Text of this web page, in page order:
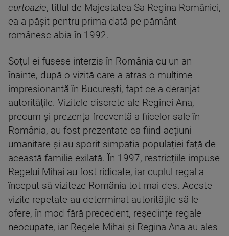
curtoazie, titlul de Majestatea Sa Regina României,
ea a pășit pentru prima dată pe pământ
românesc abia în 1992.
Soțul ei fusese interzis în România cu un an
înainte, după o vizită care a atras o mulțime
impresionantă în București, fapt ce a deranjat
autoritățile. Vizitele discrete ale Reginei Ana,
precum și prezența frecventă a fiicelor sale în
România, au fost prezentate ca fiind acțiuni
umanitare și au sporit simpatia populației față de
această familie exilată. În 1997, restricțiile impuse
Regelui Mihai au fost ridicate, iar cuplul regal a
început să viziteze România tot mai des. Aceste
vizite repetate au determinat autoritățile să le
ofere, în mod fără precedent, reședințe regale
neocupate, iar Regele Mihai și Regina Ana au ales